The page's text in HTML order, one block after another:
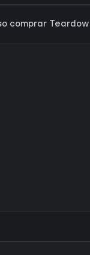
comprar